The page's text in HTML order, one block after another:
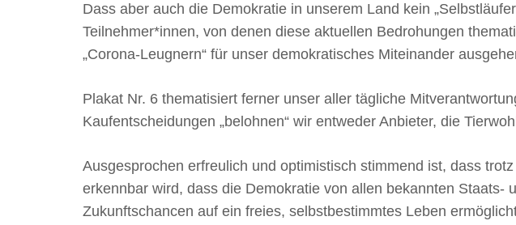
Dass aber auch die Demokratie in unserem Land kein
Teilnehmer*innen, von denen diese aktuellen Bedrohungen
„Corona-Leugnern“ für unser demokratisches Miteinander
Plakat Nr. 6 thematisiert ferner unser aller tägliche
Kaufentscheidungen „belohnen“ wir entweder Anbieter, die
Ausgesprochen erfreulich und optimistisch stimmend ist, dass
erkennbar wird, dass die Demokratie von allen bekannten
Zukunftschancen auf ein freies, selbstbestimmtes Leben